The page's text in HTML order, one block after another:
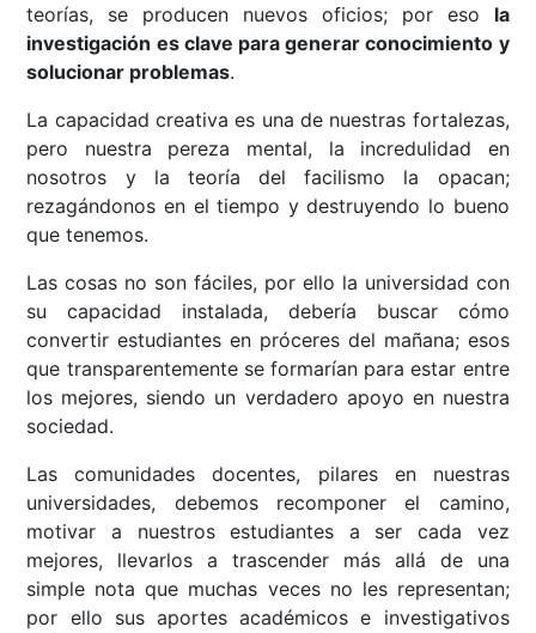
teorías, se producen nuevos oficios; por eso la
investigación es clave para generar conocimiento y
solucionar problemas.
La capacidad creativa es una de nuestras fortalezas,
pero nuestra pereza mental, la incredulidad en
nosotros y la teoría del facilismo la opacan;
rezagándonos en el tiempo y destruyendo lo bueno
que tenemos.
Las cosas no son fáciles, por ello la universidad con
su capacidad instalada, debería buscar cómo
convertir estudiantes en próceres del mañana; esos
que transparentemente se formarían para estar entre
los mejores, siendo un verdadero apoyo en nuestra
sociedad.
Las comunidades docentes, pilares en nuestras
universidades, debemos recomponer el camino,
motivar a nuestros estudiantes a ser cada vez
mejores, llevarlos a trascender más allá de una
simple nota que muchas veces no les representan;
por ello sus aportes académicos e investigativos